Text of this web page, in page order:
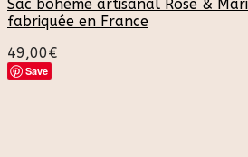
Sac bohème artisanal Rose &
fabriquée en France
49,00€
Save